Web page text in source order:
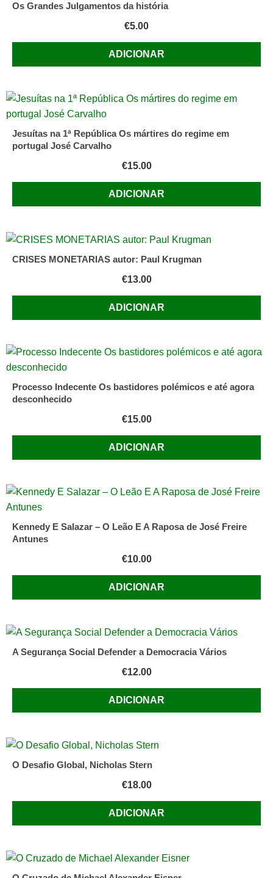
Socialismo
B.
Os Grandes Julgamentos da história
€5.00
ADICIONAR
Jesuítas na 1ª República Os mártires do regime em
portugal José Carvalho
€15.00
ADICIONAR
CRISES MONETARIAS autor: Paul Krugman
€13.00
ADICIONAR
Processo Indecente Os bastidores polémicos e até agora
desconhecido
€15.00
ADICIONAR
Kennedy E Salazar – O Leão E A Raposa de José Freire
Antunes
€10.00
ADICIONAR
A Segurança Social Defender a Democracia Vários
€12.00
ADICIONAR
O Desafio Global, Nicholas Stern
€18.00
ADICIONAR